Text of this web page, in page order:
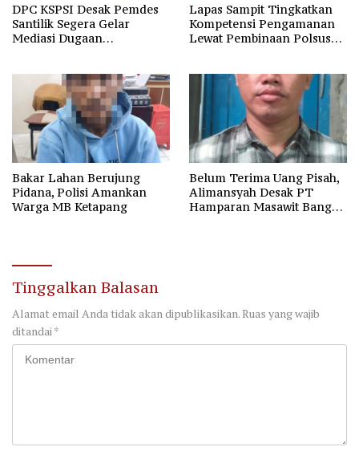
DPC KSPSI Desak Pemdes
Santilik Segera Gelar
Mediasi Dugaan
Lapas Sampit Tingkatkan
Kompetensi Pengamanan
Lewat Pembinaan Polsus
Bakar Lahan Berujung
Pidana, Polisi Amankan
Warga MB Ketapang
Belum Terima Uang Pisah,
Alimansyah Desak PT
Hamparan Masawit Bangun
Tinggalkan Balasan
Alamat email Anda tidak akan dipublikasikan.Ruas yang wajib
ditandai *